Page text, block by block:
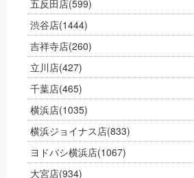
五反田店(599)
渋谷店(1444)
吉祥寺店(260)
立川店(427)
千葉店(465)
横浜店(1035)
横浜ジョイナス店(833)
ヨドバシ横浜店(1067)
大宮店(934)